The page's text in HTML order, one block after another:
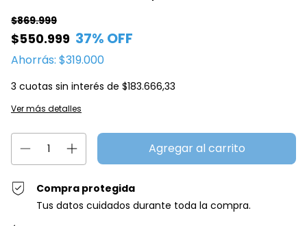
$869.999
$550.999 37% OFF
Ahorrás: $319.000
3 cuotas sin interés de $183.666,33
Ver más detalles
Compra protegida
Tus datos cuidados durante toda la compra.